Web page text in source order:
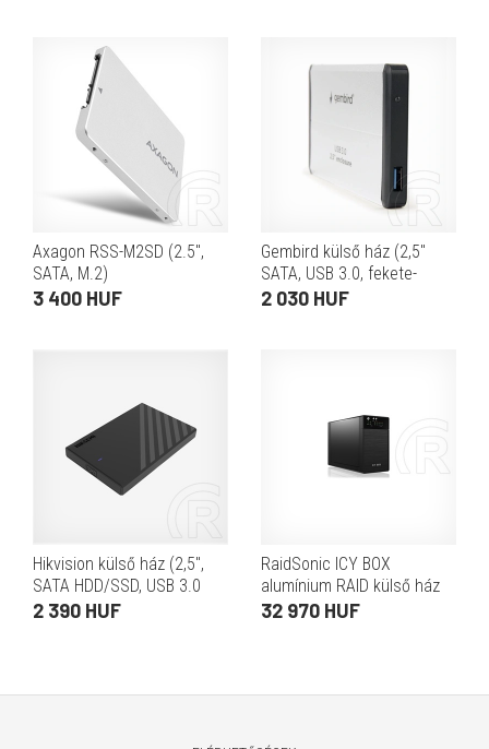
Axagon RSS-M2SD (2.5",
SATA, M.2)
3 400 HUF
Gembird külső ház (2,5"
SATA, USB 3.0, fekete-
fehér)
2 030 HUF
Hikvision külső ház (2,5",
SATA HDD/SSD, USB 3.0
Micro-B, 5 Gbps, alumínium,
2 390 HUF
RaidSonic ICY BOX
alumínium RAID külső ház
(2x3,5", SATA, USB
32 970 HUF